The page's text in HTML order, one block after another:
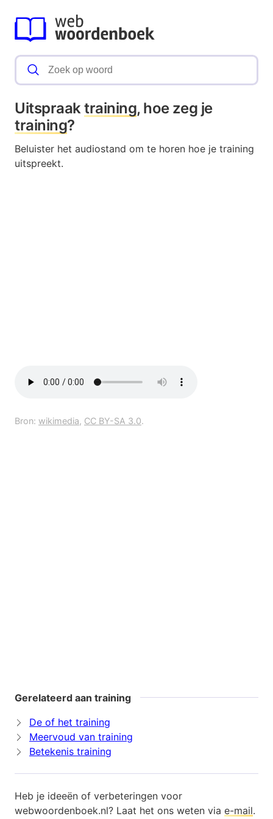
Uitspraaktraining, hoe zeg je
training?
Beluister het audiostand om te horen hoe je training
uitspreekt.
Bron: wikimedia, CC BY-SA 3.0.
Gerelateerd aan training
De of het training
Meervoud van training
Betekenis training
Heb je ideeën of verbeteringen voor
webwoordenboek.nl? Laat het ons weten via e-mail.